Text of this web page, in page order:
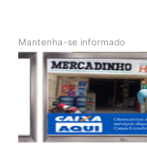
Mantenha-se informado